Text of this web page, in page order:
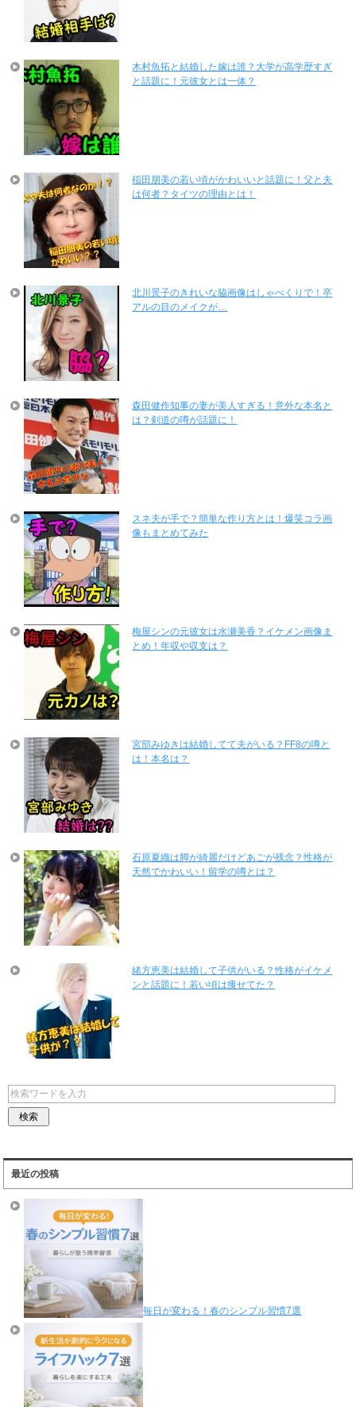
木村魚拓と結婚した嫁は誰？大学が高学歴すぎ
と話題に！元彼女とは一体？
稲田朋美の若い頃がかわいいと話題に！父と夫
は何者？タイツの理由とは！
北川景子のきれいな脇画像はしゃべくりで！卒
アルの目のメイクが…
森田健作知事の妻が美人すぎる！意外な本名と
は？剣道の噂が話題に！
スネ夫が手で？簡単な作り方とは！爆笑コラ画
像もまとめてみた
梅屋シンの元彼女は水瀬美香？イケメン画像ま
とめ！年収や収支は？
宮部みゆきは結婚してて夫がいる？FF8の噂と
は！本名は？
石原夏織は脚が綺麗だけどあごが残念？性格が
天然でかわいい！留学の噂とは？
緒方恵美は結婚して子供がいる？性格がイケメ
ンと話題に！若い頃は痩せてた？
最近の投稿
毎日が変わる！春のシンプル習慣7選